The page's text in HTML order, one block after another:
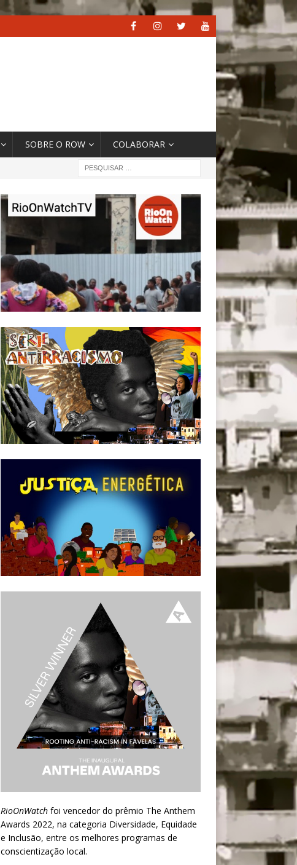
SOBRE O ROW COLABORAR
RioOnWatchfoi vencedor do prêmio The Anthem
Awards 2022, na categoria Diversidade, Equidade
e Inclusão, entre os melhores programas de
conscientização local.